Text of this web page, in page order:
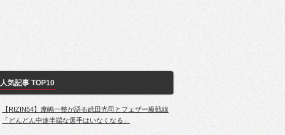
人気記事 TOP10
【RIZIN54】摩嶋一整が語る武田光司とフェザー級戦線
「どんどん中途半端な選手はいなくなる」